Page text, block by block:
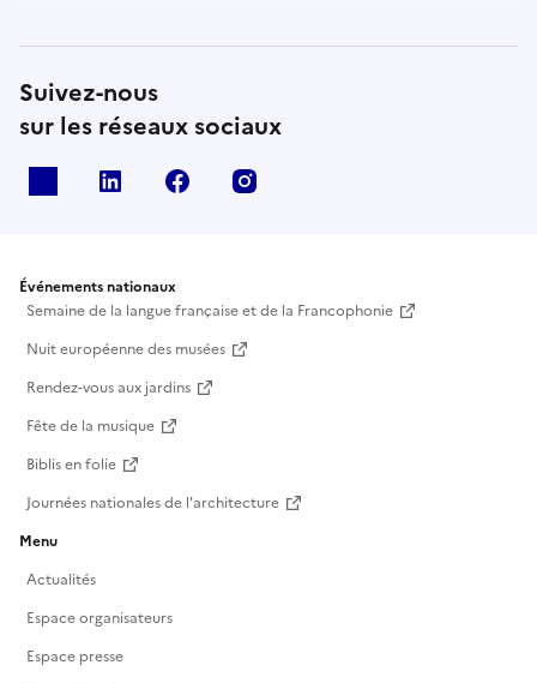
Suivez-nous
sur les réseaux sociaux
Linkedin Facebook
Événements nationaux
Semaine de la langue française et de la Francophonie
Nuit européenne des musées
Rendez-vous aux jardins
Fête de la musique
Biblis en folie
Journées nationales de l'architecture
Menu
Actualités
Espace organisateurs
Espace presse